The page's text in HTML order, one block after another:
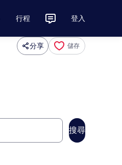
行程 登入
分享 儲存
搜尋